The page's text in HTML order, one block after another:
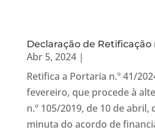
Declaração de Retificação
Abr 5, 2024|
Retifica a Portaria n.º 41/
fevereiro, que procede à
n.º 105/2019, de 10 de abril,
minuta do acordo de